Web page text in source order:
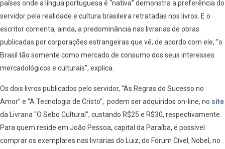
países onde a língua portuguesa é “nativa” demonstra a preferência do
servidor pela realidade e cultura brasileira retratadas nos livros. E o
escritor comenta, ainda, a predominância nas livrarias de obras
publicadas por corporações estrangeiras que vê, de acordo com ele, “o
Brasil tão somente como mercado de consumo dos seus interesses
mercadológicos e culturais”, explica.
Os dois livros publicados pelo servidor, “As Regras do Sucesso no
Amor” e “A Tecnologia de Cristo”, podem ser adquiridos on-line, no site
da Livraria “O Sebo Cultural”, custando R$25 e R$30, respectivamente.
Para quem reside em João Pessoa, capital da Paraíba, é possível
comprar os exemplares nas livrarias do Luiz, do Fórum Cível, Nobel, no